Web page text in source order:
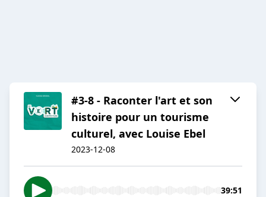
#3-8 - Raconter l'art et son
histoire pour un tourisme
culturel, avec Louise Ebel
2023-12-08
39:51